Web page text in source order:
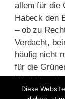
allem für die
Habeck den
– ob zu
Verdacht,
häufig nicht
für die
Noch-
soziale
Diese